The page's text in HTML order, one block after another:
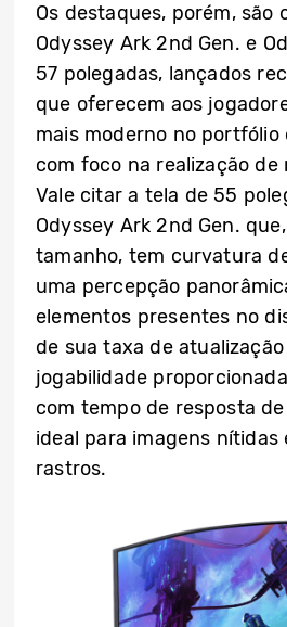
Os destaques, porém, são
Odyssey Ark 2nd Gen. e
57 polegadas, lançados
que oferecem aos
mais moderno no portfólio
com foco na realização
Vale citar a tela de 55
Odyssey Ark 2nd Gen.
tamanho, tem curvatura
uma percepção
elementos presentes no
de sua taxa de atualização
jogabilidade
com tempo de resposta
ideal para imagens nítidas
rastros.